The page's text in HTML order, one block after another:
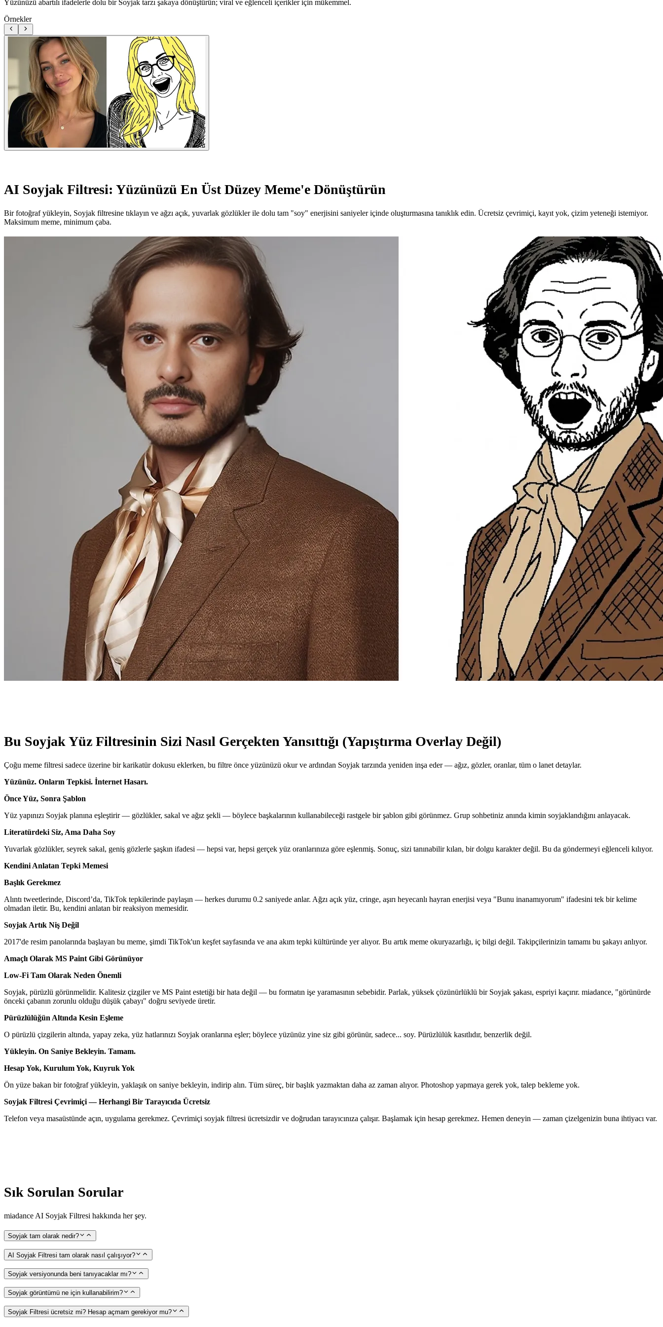
Yüzünüzü abartılı ifadelerle dolu bir Soyjak tarzı şakaya dönüştürün; viral ve eğlenceli içerikler için mükemmel.
Örnekler
AI Soyjak Filtresi: Yüzünüzü En Üst Düzey Meme'e Dönüştürün
Bir fotoğraf yükleyin, Soyjak filtresine tıklayın ve ağzı açık, yuvarlak gözlükler ile dolu tam "soy" enerjisini saniyeler içinde oluşturmasına tanıklık edin. Ücretsiz çevrimiçi, kayıt yok, çizim yeteneği istemiyor.
Maksimum meme, minimum çaba.
Bu Soyjak Yüz Filtresinin Sizi Nasıl Gerçekten Yansıttığı (Yapıştırma Overlay Değil)
Çoğu meme filtresi sadece üzerine bir karikatür dokusu eklerken, bu filtre önce yüzünüzü okur ve ardından Soyjak tarzında yeniden inşa eder — ağız, gözler, oranlar, tüm o lanet detaylar.
Yüzünüz. Onların Tepkisi. İnternet Hasarı.
Önce Yüz, Sonra Şablon
Yüz yapınızı Soyjak planına eşleştirir — gözlükler, sakal ve ağız şekli — böylece başkalarının kullanabileceği rastgele bir şablon gibi görünmez. Grup sohbetiniz anında kimin soyjaklandığını anlayacak.
Literatürdeki Siz, Ama Daha Soy
Yuvarlak gözlükler, seyrek sakal, geniş gözlerle şaşkın ifadesi — hepsi var, hepsi gerçek yüz oranlarınıza göre eşlenmiş. Sonuç, sizi tanınabilir kılan, bir dolgu karakter değil. Bu da göndermeyi eğlenceli kılıyor.
Kendini Anlatan Tepki Memesi
Başlık Gerekmez
Alıntı tweetlerinde, Discord’da, TikTok tepkilerinde paylaşın — herkes durumu 0.2 saniyede anlar. Ağzı açık yüz, cringe, aşırı heyecanlı hayran enerjisi veya "Bunu inanamıyorum" ifadesini tek bir kelime
olmadan iletir. Bu, kendini anlatan bir reaksiyon memesidir.
Soyjak Artık Niş Değil
2017'de resim panolarında başlayan bu meme, şimdi TikTok'un keşfet sayfasında ve ana akım tepki kültüründe yer alıyor. Bu artık meme okuryazarlığı, iç bilgi değil. Takipçilerinizin tamamı bu şakayı anlıyor.
Amaçlı Olarak MS Paint Gibi Görünüyor
Low-Fi Tam Olarak Neden Önemli
Soyjak, pürüzlü görünmelidir. Kalitesiz çizgiler ve MS Paint estetiği bir hata değil — bu formatın işe yaramasının sebebidir. Parlak, yüksek çözünürlüklü bir Soyjak şakası, espriyi kaçırır. miadance, "görünürde
önceki çabanın zorunlu olduğu düşük çabayı" doğru seviyede üretir.
Pürüzlülüğün Altında Kesin Eşleme
O pürüzlü çizgilerin altında, yapay zeka, yüz hatlarınızı Soyjak oranlarına eşler; böylece yüzünüz yine siz gibi görünür, sadece... soy. Pürüzlülük kasıtlıdır, benzerlik değil.
Yükleyin. On Saniye Bekleyin. Tamam.
Hesap Yok, Kurulum Yok, Kuyruk Yok
Ön yüze bakan bir fotoğraf yükleyin, yaklaşık on saniye bekleyin, indirip alın. Tüm süreç, bir başlık yazmaktan daha az zaman alıyor. Photoshop yapmaya gerek yok, talep bekleme yok.
Soyjak Filtresi Çevrimiçi — Herhangi Bir Tarayıcıda Ücretsiz
Telefon veya masaüstünde açın, uygulama gerekmez. Çevrimiçi soyjak filtresi ücretsizdir ve doğrudan tarayıcınıza çalışır. Başlamak için hesap gerekmez. Hemen deneyin — zaman çizelgenizin buna ihtiyacı var.
Sık Sorulan Sorular
miadance AI Soyjak Filtresi hakkında her şey.
Soyjak tam olarak nedir?
AI Soyjak Filtresi tam olarak nasıl çalışıyor?
Soyjak versiyonunda beni tanıyacaklar mı?
Soyjak görüntümü ne için kullanabilirim?
Soyjak Filtresi ücretsiz mi? Hesap açmam gerekiyor mu?